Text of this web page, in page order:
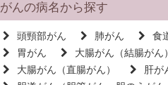
がんの病名から探す
頭頸部がん 肺がん
食
胃がん
大腸がん（結腸がん）
大腸がん（直腸がん）
肝が